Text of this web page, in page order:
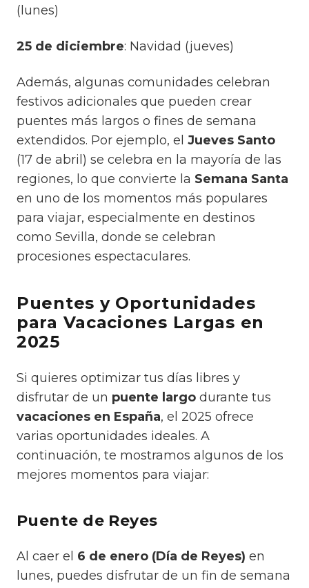
(lunes)
25 de diciembre: Navidad (jueves)
Además, algunas comunidades celebran
festivos adicionales que pueden crear
puentes más largos o fines de semana
extendidos. Por ejemplo, el Jueves Santo
(17 de abril) se celebra en la mayoría de las
regiones, lo que convierte la Semana Santa
en uno de los momentos más populares
para viajar, especialmente en destinos
como Sevilla, donde se celebran
procesiones espectaculares.
Puentes y Oportunidades
para Vacaciones Largas en
2025
Si quieres optimizar tus días libres y
disfrutar de un puente largo durante tus
vacaciones en España, el 2025 ofrece
varias oportunidades ideales. A
continuación, te mostramos algunos de los
mejores momentos para viajar:
Puente de Reyes
Al caer el 6 de enero (Día de Reyes) en
lunes, puedes disfrutar de un fin de semana